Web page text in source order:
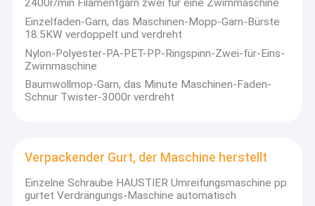
2400r/min Filamentgarn zwei für eine Zwirnmaschine
Einzelfaden-Garn, das Maschinen-Mopp-Garn-Bürste
18.5KW verdoppelt und verdreht
Nylon-Polyester-PA-PET-PP-Ringspinn-Zwei-für-Eins-
Zwirnmaschine
Baumwollmop-Garn, das Minute Maschinen-Faden-
Schnur Twister-3000r verdreht
Verpackender Gurt, der Maschine herstellt
Einzelne Schraube HAUSTIER Umreifungsmaschine pp.
gurtet Verdrängungs-Maschine automatisch